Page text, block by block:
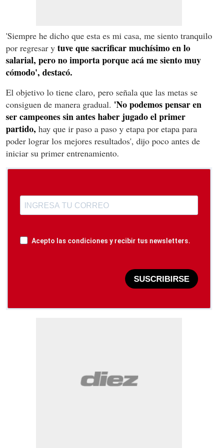
'Siempre he dicho que esta es mi casa, me siento tranquilo
por regresar y tuve que sacrificar muchísimo en lo
salarial, pero no importa porque acá me siento muy
cómodo', destacó.
El objetivo lo tiene claro, pero señala que las metas se
consiguen de manera gradual. 'No podemos pensar en
ser campeones sin antes haber jugado el primer
partido, hay que ir paso a paso y etapa por etapa para
poder lograr los mejores resultados', dijo poco antes de
iniciar su primer entrenamiento.
Acepto las condiciones y recibir tus newsletters.
SUSCRIBIRSE